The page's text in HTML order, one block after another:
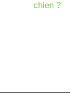
chien ?